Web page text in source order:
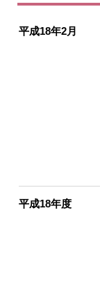
平成18年2月
平成18年度